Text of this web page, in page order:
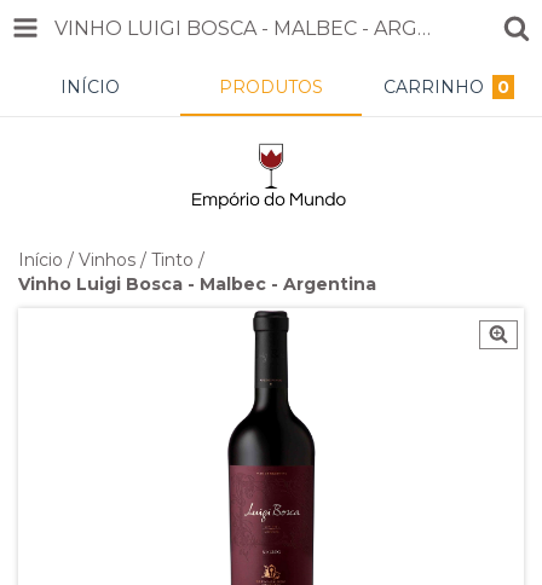
VINHO LUIGI BOSCA - MALBEC - ARGENTINA
INÍCIO PRODUTOS CARRINHO 0
Início / Vinhos / Tinto /
Vinho Luigi Bosca - Malbec - Argentina